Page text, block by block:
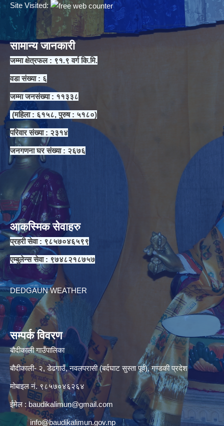
Site Visited:
सामान्य जानकारी
जम्मा क्षेत्रफल : ९१.९ वर्ग कि.मि.
वडा संख्या : ६
जम्मा जनसंख्या : ११३३८
(महिला : ६१५८, पुरुष : ५१८०)
परिवार संख्या : २३१४
जनगणना घर संख्या : २६७६
आकस्मिक सेवाहरु
प्रहरी सेवा : ९८५७०४६५९९
एम्बुलेन्स सेवा : ९७४८२१८७५७
DEDGAUN WEATHER
सम्पर्क विवरण
बौदीकाली गाउँपालिका
बौदीकाली- २, डेढगाउँ, नवलपरासी (बर्दघाट सुस्ता पूर्व), गण्डकी प्रदेश
मोबाइल नं. ९८५७०४६२६४
ईमेल : baudikalimun@gmail.com
info@baudikalimun.gov.np